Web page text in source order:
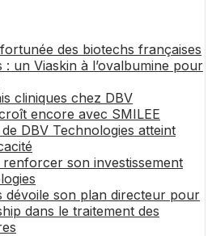
des biotechs françaises
: un Viaskin à l’ovalbumine pour
cliniques chez DBV
encore avec SMILEE
DBV Technologies atteint
son investissement
dévoile son plan directeur pour
dans le traitement des